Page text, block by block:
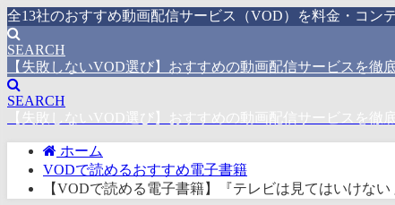
全13社のおすすめ動画配信サービス（VOD）を料金・コン
SEARCH
【失敗しないVOD選び】おすすめの動画配信サービスを徹
SEARCH
【失敗しないVOD選び】おすすめの動画配信サービスを徹
ホーム
VODで読めるおすすめ電子書籍
【VODで読める電子書籍】『テレビは見てはいけな